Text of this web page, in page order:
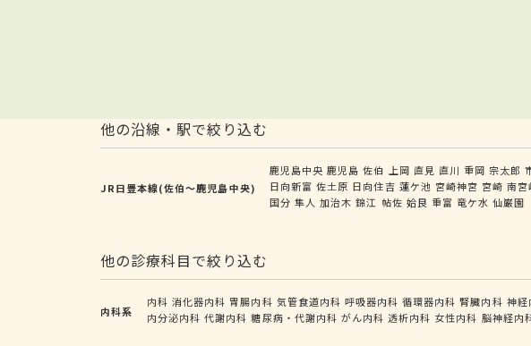
他の沿線・駅で絞り込む
JR日豊本線(佐伯～鹿児島中央)
鹿児島中央 鹿児島 佐伯 上岡 直見 直川 重岡 宗太郎
日向新富 佐土原 日向住吉 蓮ケ池 宮崎神宮 宮崎 南宮
国分 隼人 加治木 錦江 帖佐 姶良 重富 竜ケ水 仙巌園
他の診療科目で絞り込む
内科系
内科 消化器内科 胃腸内科 気管食道内科 呼吸器内科 循環器内科 腎臓内科 神経
内分泌内科 代謝内科 糖尿病・代謝内科 がん内科 透析内科 女性内科 脳神経内